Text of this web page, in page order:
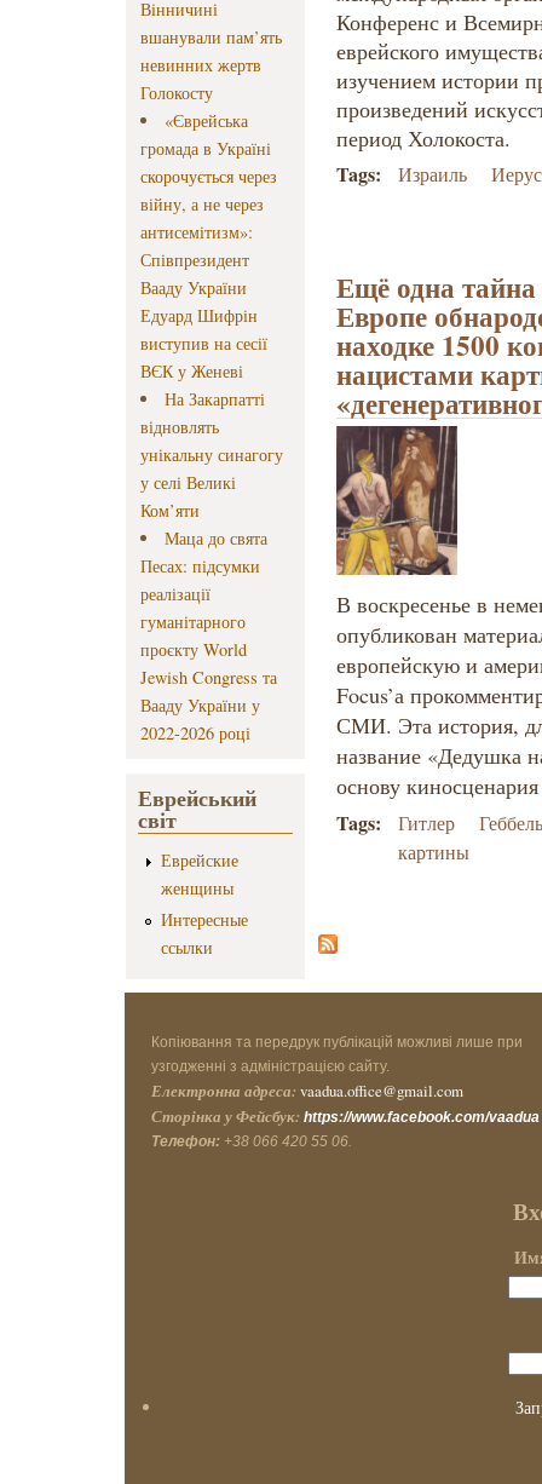
Вінничині
вшанували пам’ять
невинних жертв
Голокосту
«Єврейська
громада в Україні
скорочується через
війну, а не через
антисемітизм»:
Співпрезидент
Вааду України
Едуард Шифрін
виступив на сесії
ВЄК у Женеві
На Закарпатті
відновлять
унікальну синагогу
у селі Великі
Ком’яти
Маца до свята
Песах: підсумки
реалізації
гуманітарного
проєкту World
Jewish Congress та
Вааду України у
2022-2026 році
Еврейський
світ
Еврейские
женщины
Интересные
ссылки
Конференс и
еврейского
изучением истории
произведений
период Холокоста.
Tags: Израиль
Ещё одна
Европе
находке 1500
нацистами
В воскресенье в
опубликован
европейскую и
Focus’а
СМИ. Эта история,
название «Дедушка
основу киносценария
Tags: Гитлер
картины
Копіювання та передрук публікацій можливі лише при
узгодженні з адміністрацією сайту.
Електронна адреса: vaadua.office@gmail.com
Сторінка у Фейсбук: https://www.facebook.com/vaadua
Телефон: +38 066 420 55 06.